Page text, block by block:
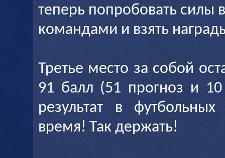
теперь попробовать силы
командами и взять
Третье место за собой
91 балл (51 прогноз и
результат в
время! Так держать!